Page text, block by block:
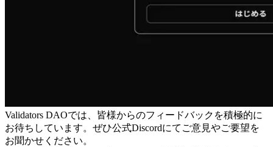
Validators DAOでは、皆様からのフィードバックを積極的に
お待ちしています。ぜひ公式Discordにてご意見やご要望を
お聞かせください。